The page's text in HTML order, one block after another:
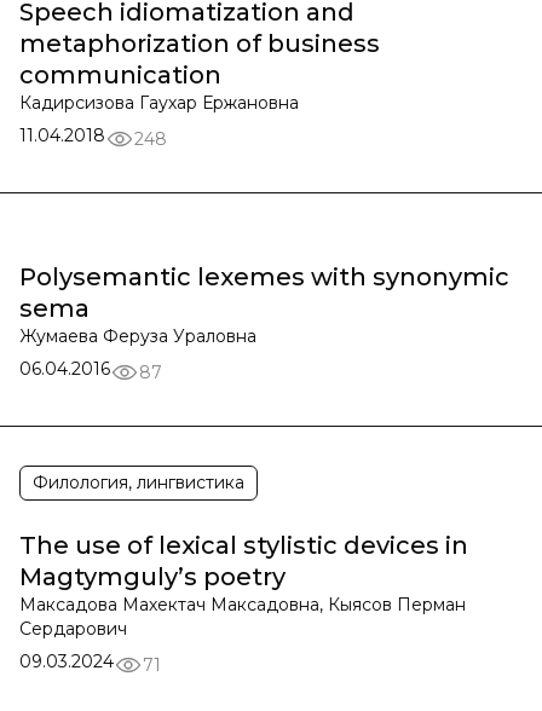
Speech idiomatization and
metaphorization of business
communication
Кадирсизова Гаухар Ержановна
11.04.2018
248
Polysemantic lexemes with synonymic
sema
Жумаева Феруза Ураловна
06.04.2016
87
Филология, лингвистика
The use of lexical stylistic devices in
Magtymguly’s poetry
Максадова Махектач Максадовна, Кыясов Перман
Сердарович
09.03.2024
71